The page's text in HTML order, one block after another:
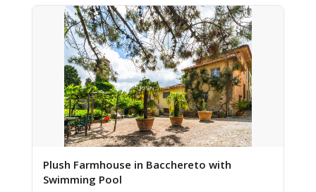
Plush Farmhouse in Bacchereto with
Swimming Pool